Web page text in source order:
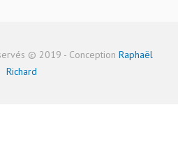
© 2019 - Conception Raphaël
Richard